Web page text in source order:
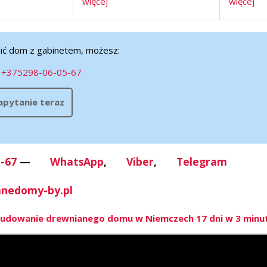
dachu. Wewnętrzna przestrzeń
budynku jest optymalnie
dużo
dom z gabinetem, możesz:
+375298-06-05-67
teraz
67 — WhatsApp, Viber, Telegram
by.pl
drewnianego domu w Niemczech 17 dni w 3